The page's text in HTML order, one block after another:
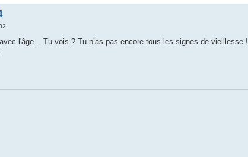
l'âge... Tu vois ? Tu n’as pas encore tous les signes de vieillesse !